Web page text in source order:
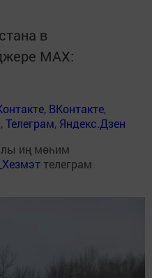
в
MАХ:
, ВКонтакте,
,Телеграм, Яндекс.Дзен
иң мөһим
телеграм